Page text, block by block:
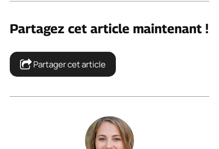
Partagez cet article maintenant !
Partager cet article